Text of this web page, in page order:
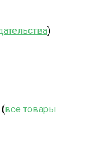
)
все товары